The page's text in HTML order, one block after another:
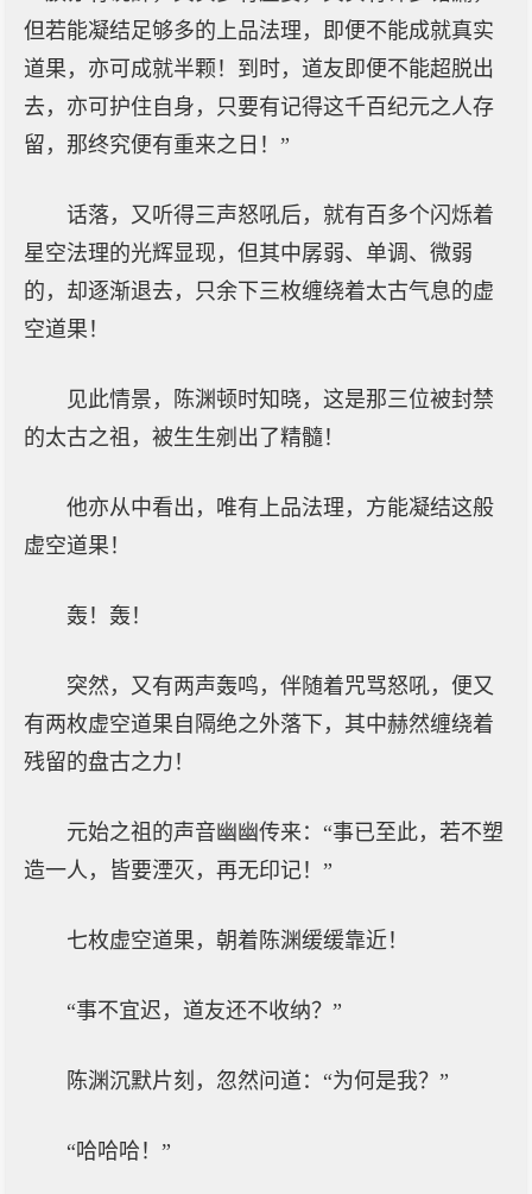
但若能凝结足够多的上品法理，即便不能成就真实
道果，亦可成就半颗！到时，道友即便不能超脱出
去，亦可护住自身，只要有记得这千百纪元之人存
留，那终究便有重来之日！”
话落，又听得三声怒吼后，就有百多个闪烁着
星空法理的光辉显现，但其中孱弱、单调、微弱
的，却逐渐退去，只余下三枚缠绕着太古气息的虚
空道果！
见此情景，陈渊顿时知晓，这是那三位被封禁
的太古之祖，被生生剜出了精髓！
他亦从中看出，唯有上品法理，方能凝结这般
虚空道果！
轰！轰！
突然，又有两声轰鸣，伴随着咒骂怒吼，便又
有两枚虚空道果自隔绝之外落下，其中赫然缠绕着
残留的盘古之力！
元始之祖的声音幽幽传来：“事已至此，若不塑
造一人，皆要湮灭，再无印记！”
七枚虚空道果，朝着陈渊缓缓靠近！
“事不宜迟，道友还不收纳？”
陈渊沉默片刻，忽然问道：“为何是我？”
“哈哈哈！”